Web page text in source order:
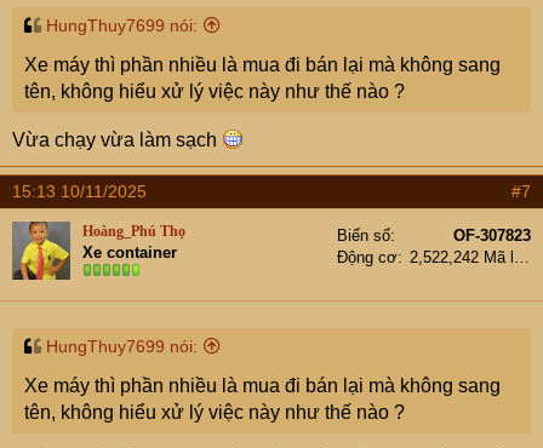
HungThuy7699 nói:
Xe máy thì phần nhiều là mua đi bán lại mà không sang
tên, không hiểu xử lý việc này như thế nào ?
Vừa chạy vừa làm sạch
15:13 10/11/2025 #7
Hoàng_Phú Thọ
Xe container
Biển số
OF-307823
Động cơ
HungThuy7699 nói:
Xe máy thì phần nhiều là mua đi bán lại mà không sang
tên, không hiểu xử lý việc này như thế nào ?